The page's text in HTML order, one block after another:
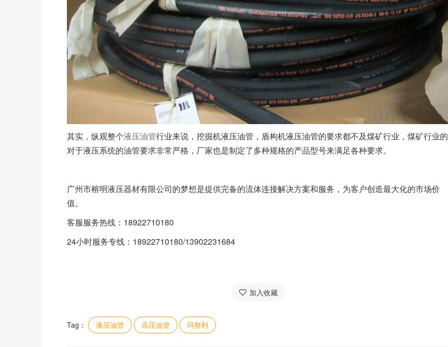
其实，纵观整个液压油管行业来说，挖掘机液压油管，盾构机液压油管的要求都不及煤矿行业，煤矿行业的
对于液压系统的油管要求非常严格，厂家也是制定了多种规格的产品型号来满足各种要求。
广州市榕明液压器材有限公司的梦想是提供完备的流体连接解决方案和服务，为客户创造最大化的市场价
值。
客服服务热线：18922710180
24小时服务专线：18922710180/13902231684
加入收藏
Tag： 液压油管 高压油管 玛努利